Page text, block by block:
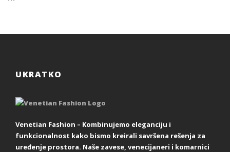
UKRATKO
Venetian Fashion – Kombinujemo eleganciju i
funkcionalnost kako bismo kreirali savršena rešenja za
uređenje prostora. Naše zavese, venecijaneri i komarnici